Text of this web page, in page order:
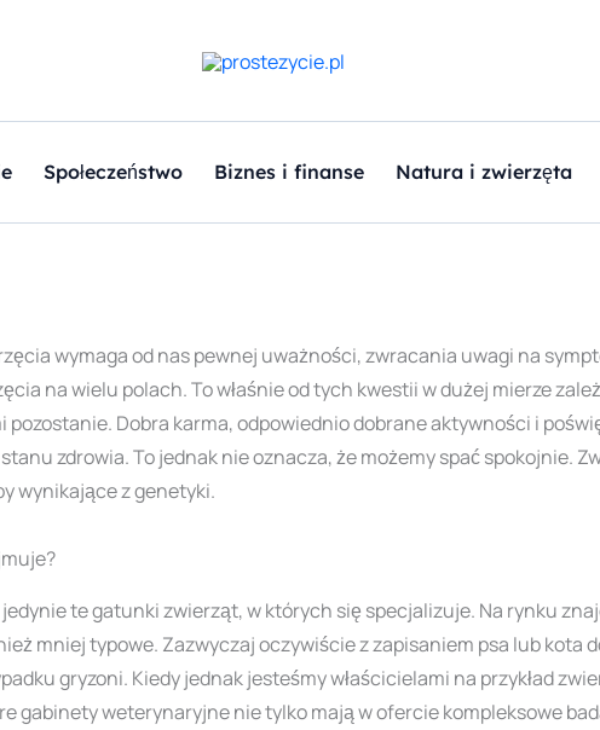
Społeczeństwo Biznes i finanse Natura i zwierzęta
wymaga od nas pewnej uważności, zwracania uwagi na
na wielu polach. To właśnie od tych kwestii w dużej mierze
pozostanie. Dobra karma, odpowiednio dobrane aktywności i
zdrowia. To jednak nie oznacza, że możemy spać spokojnie.
wynikające z genetyki.
te gatunki zwierząt, w których się specjalizuje. Na rynku
mniej typowe. Zazwyczaj oczywiście z zapisaniem psa lub kota
gryzoni. Kiedy jednak jesteśmy właścicielami na przykład
gabinety weterynaryjne nie tylko mają w ofercie kompleksowe